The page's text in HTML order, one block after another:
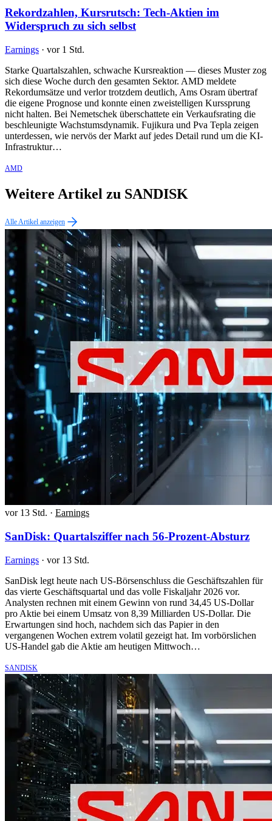
Rekordzahlen, Kursrutsch: Tech-Aktien im
Widerspruch zu sich selbst
Earnings · vor 1 Std.
Starke Quartalszahlen, schwache Kursreaktion — dieses Muster zog
sich diese Woche durch den gesamten Sektor. AMD meldete
Rekordumsätze und verlor trotzdem deutlich, Ams Osram übertraf
die eigene Prognose und konnte einen zweistelligen Kurssprung
nicht halten. Bei Nemetschek überschattete ein Verkaufsrating die
beschleunigte Wachstumsdynamik. Fujikura und Pva Tepla zeigen
unterdessen, wie nervös der Markt auf jedes Detail rund um die KI-
Infrastruktur…
AMD
Weitere Artikel zu SANDISK
Alle Artikel anzeigen
vor 13 Std. · Earnings
SanDisk: Quartalsziffer nach 56-Prozent-Absturz
Earnings · vor 13 Std.
SanDisk legt heute nach US-Börsenschluss die Geschäftszahlen für
das vierte Geschäftsquartal und das volle Fiskaljahr 2026 vor.
Analysten rechnen mit einem Gewinn von rund 34,45 US-Dollar
pro Aktie bei einem Umsatz von 8,39 Milliarden US-Dollar. Die
Erwartungen sind hoch, nachdem sich das Papier in den
vergangenen Wochen extrem volatil gezeigt hat. Im vorbörslichen
US-Handel gab die Aktie am heutigen Mittwoch…
SANDISK